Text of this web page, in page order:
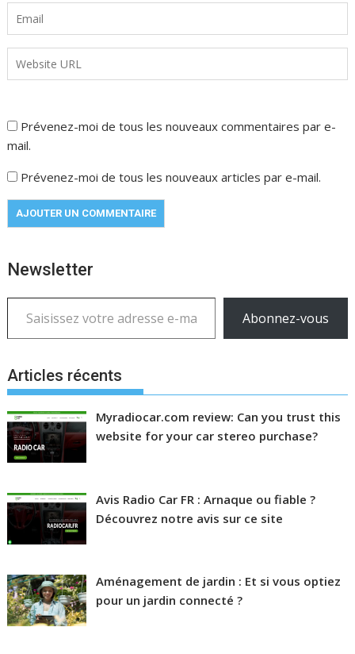
Prévenez-moi de tous les nouveaux commentaires par e-
mail.
Prévenez-moi de tous les nouveaux articles par e-mail.
Newsletter
Saisissez votre adresse e-mail…
Abonnez-vous
Articles récents
Myradiocar.com review: Can you trust this
website for your car stereo purchase?
Avis Radio Car FR : Arnaque ou fiable ?
Découvrez notre avis sur ce site
Aménagement de jardin : Et si vous optiez
pour un jardin connecté ?